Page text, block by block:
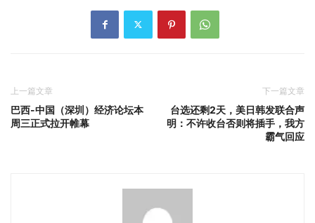
上一篇文章
巴西-中国（深圳）经济论坛本
周三正式拉开帷幕
下一篇文章
台选还剩2天，美日韩发联合声
明：不许收台否则将插手，我方
霸气回应